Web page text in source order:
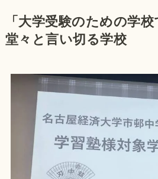
「大学受験のための学
堂々と言い切る学校